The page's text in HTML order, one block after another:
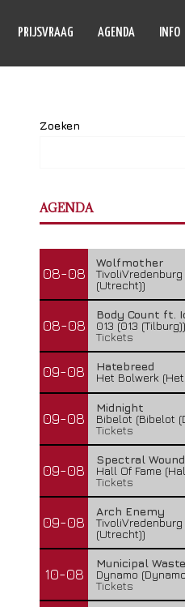
PRIJSVRAAG AGENDA INFO
Zoeken
AGENDA
08-08
Wolfmother
(Utrecht))
08-08
Body Count ft.
013 (013 (Tilburg))
Tickets
09-08
Hatebreed
Het Bolwerk
09-08
Midnight
Bibelot (Bibelot
Tickets
09-08
Spectral Wound
Hall Of Fame
Tickets
09-08
Arch Enemy
(Utrecht))
10-08
Municipal Waste
Dynamo
Tickets